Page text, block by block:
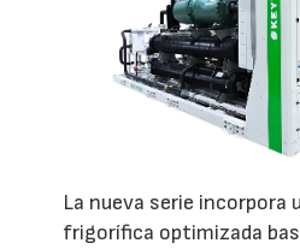
La nueva serie incorpora
frigorífica optimizada